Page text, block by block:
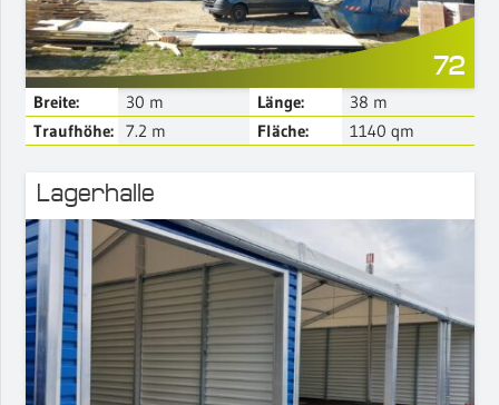
72
Breite: 30 m Länge: 38 m
Traufhöhe:
7.2 m Fläche: 1140 qm
Lagerhalle
Mehr Details